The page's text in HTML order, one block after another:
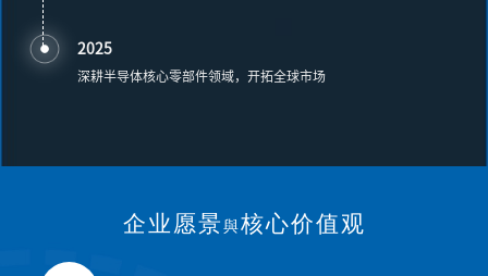
2025
深耕半导体核心零部件领域，开拓全球市场
企业愿景與核心价值观